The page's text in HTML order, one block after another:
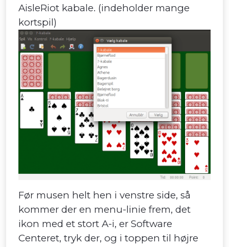
AisleRiot kabale. (indeholder mange
kortspil)
Før musen helt hen i venstre side, så
kommer der en menu-linie frem, det
ikon med et stort A-i, er Software
Centeret, tryk der, og i toppen til højre